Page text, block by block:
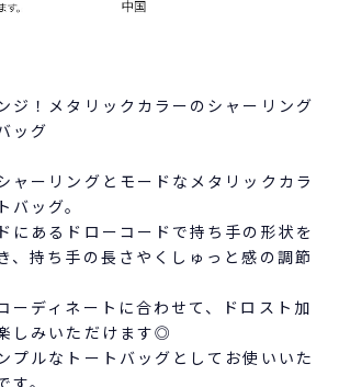
ジ！メタリックカラーのシャーリング
ッグ
ャーリングとモードなメタリックカラ
バッグ。
にあるドローコードで持ち手の形状を
、持ち手の長さやくしゅっと感の調節
ーディネートに合わせて、ドロスト加
しみいただけます◎
プルなトートバッグとしてお使いいた
。